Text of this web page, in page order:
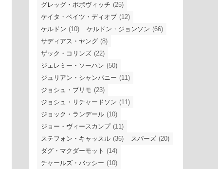
グレッグ・ポポヴィッチ (25)
ケイタ・ベイツ・ディオプ (12)
ケルドン (10) ケルドン・ジョンソン (66)
サディアス・ヤング (8)
ザック・コリンズ (22)
ジェレミー・ソーハン (50)
ジュリアン・シャンパニー (11)
ジョシュ・プリモ (23)
ジョシュ・リチャードソン (11)
ジョック・ランデール (10)
ジョー・ヴィースカンプ (11)
ステフォン・キャッスル (36) スパーズ (20)
ダグ・マクダーモット (14)
チャールズ・バッシー (10)